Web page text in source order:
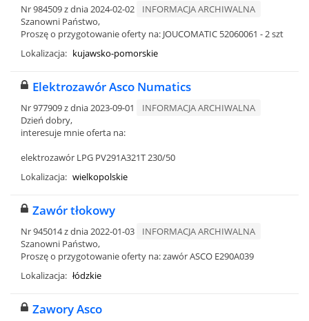
Nr 984509 z dnia 2024-02-02
INFORMACJA ARCHIWALNA
Szanowni Państwo,
Proszę o przygotowanie oferty na: JOUCOMATIC 52060061 - 2 szt
Lokalizacja: kujawsko-pomorskie
Elektrozawór Asco Numatics
Nr 977909 z dnia 2023-09-01
INFORMACJA ARCHIWALNA
Dzień dobry,
interesuje mnie oferta na:
elektrozawór LPG PV291A321T 230/50
Lokalizacja: wielkopolskie
Zawór tłokowy
Nr 945014 z dnia 2022-01-03
INFORMACJA ARCHIWALNA
Szanowni Państwo,
Proszę o przygotowanie oferty na: zawór ASCO E290A039
Lokalizacja: łódzkie
Zawory Asco